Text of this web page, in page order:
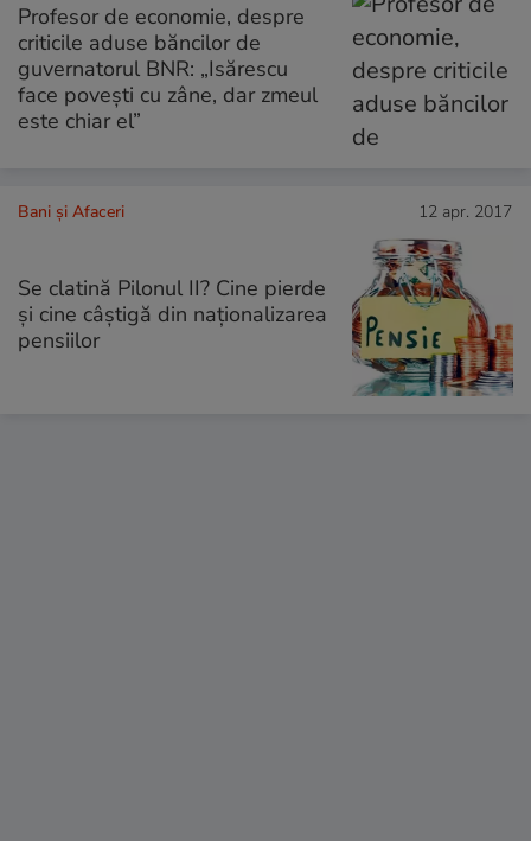
Profesor de economie, despre
criticile aduse băncilor de
guvernatorul BNR: „Isărescu
face povești cu zâne, dar zmeul
este chiar el”
Bani și Afaceri 12 apr. 2017
Se clatină Pilonul II? Cine pierde
și cine câștigă din naționalizarea
pensiilor